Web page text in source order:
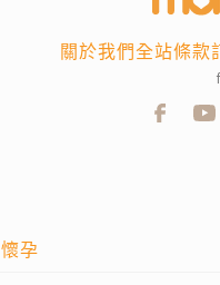
懷孕
關於我們全站條款